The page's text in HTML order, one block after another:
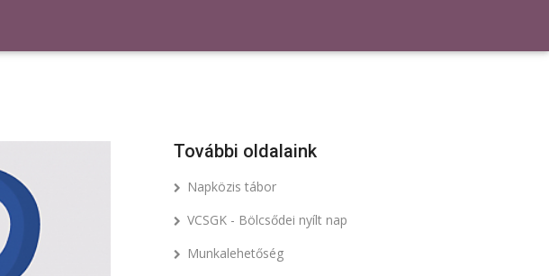
További oldalaink
Napközis tábor
VCSGK - Bölcsődei nyílt nap
Munkalehetőség